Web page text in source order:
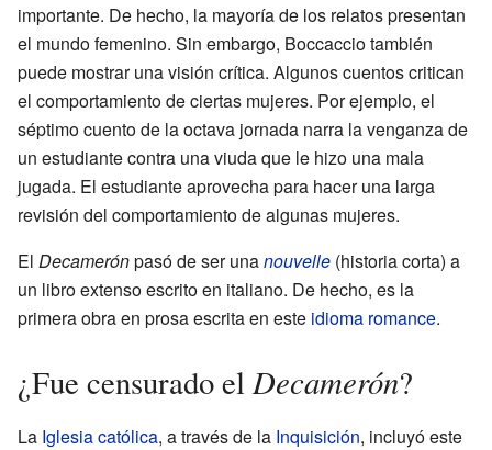
importante. De hecho, la mayoría de los relatos presentan
el mundo femenino. Sin embargo, Boccaccio también
puede mostrar una visión crítica. Algunos cuentos critican
el comportamiento de ciertas mujeres. Por ejemplo, el
séptimo cuento de la octava jornada narra la venganza de
un estudiante contra una viuda que le hizo una mala
jugada. El estudiante aprovecha para hacer una larga
revisión del comportamiento de algunas mujeres.
El Decamerónpasó de ser unanouvelle (historia corta) a
un libro extenso escrito en italiano. De hecho, es la
primera obra en prosa escrita en este idioma romance.
¿Fue censurado el Decamerón?
La Iglesia católica, a través de la Inquisición, incluyó este